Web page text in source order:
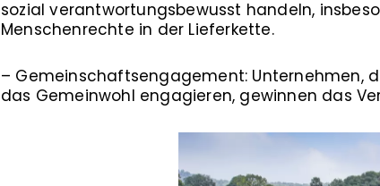
sozial verantwortungsbewusst handeln,
Menschenrechte in der Lieferkette.
– Gemeinschaftsengagement: Unternehmen,
das Gemeinwohl engagieren, gewinnen das